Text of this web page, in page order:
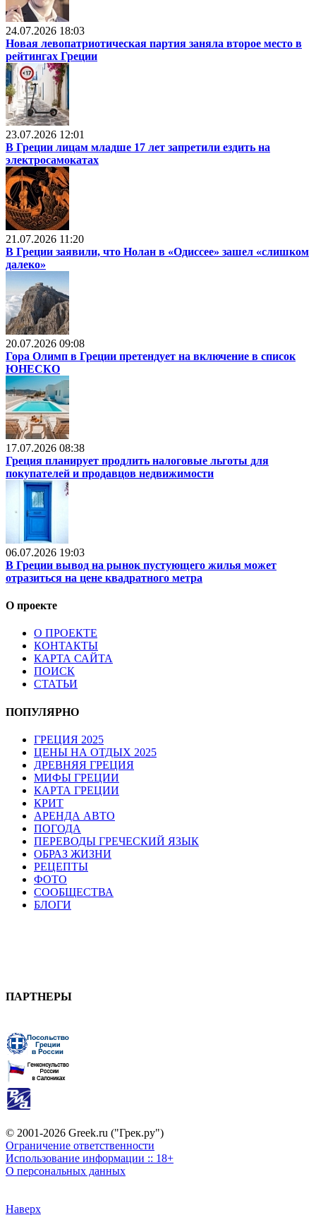
24.07.2026 18:03
Новая левопатриотическая партия заняла второе место в
рейтингах Греции
23.07.2026 12:01
В Греции лицам младше 17 лет запретили ездить на
электросамокатах
21.07.2026 11:20
В Греции заявили, что Нолан в «Одиссее» зашел «слишком
далеко»
20.07.2026 09:08
Гора Олимп в Греции претендует на включение в список
ЮНЕСКО
17.07.2026 08:38
Греция планирует продлить налоговые льготы для
покупателей и продавцов недвижимости
06.07.2026 19:03
В Греции вывод на рынок пустующего жилья может
отразиться на цене квадратного метра
О проекте
О ПРОЕКТЕ
КОНТАКТЫ
КАРТА САЙТА
ПОИСК
СТАТЬИ
ПОПУЛЯРНО
ГРЕЦИЯ 2025
ЦЕНЫ НА ОТДЫХ 2025
ДРЕВНЯЯ ГРЕЦИЯ
МИФЫ ГРЕЦИИ
КАРТА ГРЕЦИИ
КРИТ
АРЕНДА АВТО
ПОГОДА
ПЕРЕВОДЫ ГРЕЧЕСКИЙ ЯЗЫК
ОБРАЗ ЖИЗНИ
РЕЦЕПТЫ
ФОТО
СООБЩЕСТВА
БЛОГИ
ПАРТНЕРЫ
© 2001-2026 Greek.ru ("Грек.ру")
Ограничение ответственности
Использование информации :: 18+
О персональных данных
Наверх